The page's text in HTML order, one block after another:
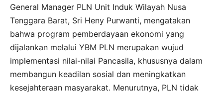
General Manager PLN Unit Induk Wilayah Nusa
Tenggara Barat, Sri Heny Purwanti, mengatakan
bahwa program pemberdayaan ekonomi yang
dijalankan melalui YBM PLN merupakan wujud
implementasi nilai-nilai Pancasila, khususnya dalam
membangun keadilan sosial dan meningkatkan
kesejahteraan masyarakat. Menurutnya, PLN tidak